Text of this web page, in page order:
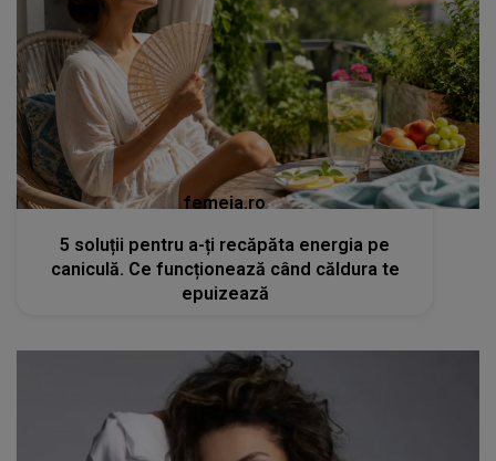
femeia.ro
5 soluții pentru a-ți recăpăta energia pe
caniculă. Ce funcționează când căldura te
epuizează